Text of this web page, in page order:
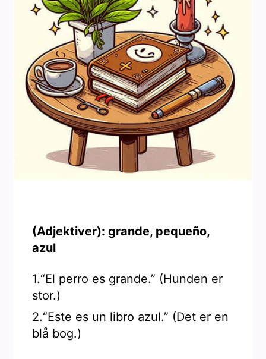
(Adjektiver): grande, pequeño,
azul
1.“El perro es grande.” (Hunden er
stor.)
2.“Este es un libro azul.” (Det er en
blå bog.)